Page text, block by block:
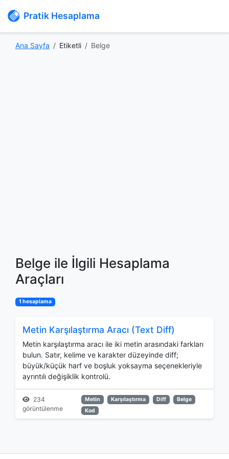
Pratik Hesaplama
Ana Sayfa Etiketli Belge
Belge ile İlgili Hesaplama
Araçları
1 hesaplama
Metin Karşılaştırma Aracı (Text Diff)
Metin karşılaştırma aracı ile iki metin arasındaki farkları
bulun. Satır, kelime ve karakter düzeyinde diff;
büyük/küçük harf ve boşluk yoksayma seçenekleriyle
ayrıntılı değişiklik kontrolü.
234
görüntülenme
Metin Karşılaştırma Diff
Belge
Kod